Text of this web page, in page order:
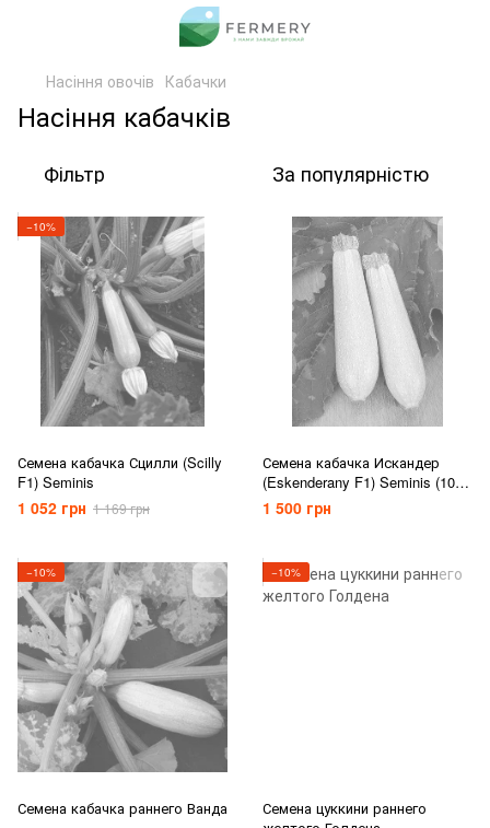
Насіння овочів Кабачки
Насіння кабачків
Фільтр За популярністю
−10%
Семена кабачка Сцилли (Scilly
F1) Seminis
1 052 грн 1 169 грн
Семена кабачка Искандер
(Eskenderany F1) Seminis (1000
шт)
1 500 грн
−10%
Семена кабачка раннего Ванда
−10%
Семена цуккини раннего